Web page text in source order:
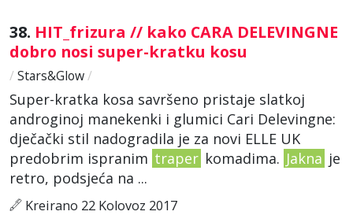
38. HIT_frizura // kako CARA DELEVINGNE
dobro nosi super-kratku kosu
/ Stars&Glow/
Super-kratka kosa savršeno pristaje slatkoj
androginoj manekenki i glumici Cari Delevingne:
dječački stil nadogradila je za novi ELLE UK
predobrim ispranim traper komadima. Jakna je
retro, podsjeća na ...
Kreirano 22 Kolovoz 2017